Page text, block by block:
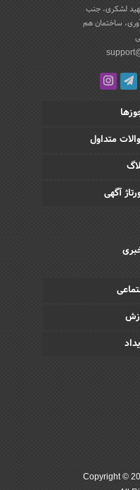
لشکری، جنب
ساختمان هم
متداول
آگهی
Copyright ©